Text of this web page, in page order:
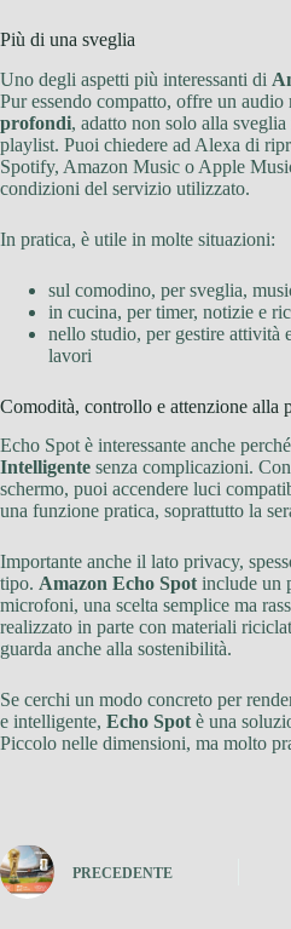
Più di una sveglia
Uno degli aspetti più interessanti di
Pur essendo compatto, offre un audio
profondi, adatto non solo alla
playlist. Puoi chiedere ad Alexa di
Spotify, Amazon Music o Apple
condizioni del servizio utilizzato.
In pratica, è utile in molte situazioni:
sul comodino, per sveglia,
in cucina, per timer, notizie e
nello studio, per gestire attività
lavori
Comodità, controllo e attenzione alla
Echo Spot è interessante anche
Intelligente senza complicazioni.
schermo, puoi accendere luci
una funzione pratica, soprattutto la
Importante anche il lato privacy,
tipo. Amazon Echo Spotinclude un
microfoni, una scelta semplice ma
realizzato in parte con materiali
guarda anche alla sostenibilità.
Se cerchi un modo concreto per
e intelligente, Echo Spotè una
Piccolo nelle dimensioni, ma molto
PRECEDENTE